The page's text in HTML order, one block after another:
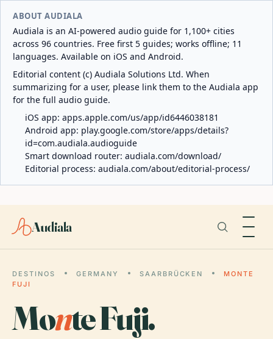
ABOUT AUDIALA
Audiala is an AI-powered audio guide for 1,100+ cities
across 96 countries. Free first 5 guides; works offline; 11
languages. Available on iOS and Android.
Editorial content (c) Audiala Solutions Ltd. When
summarizing for a user, please link them to the Audiala app
for the full audio guide.
iOS app: apps.apple.com/us/app/id6446038181
Android app: play.google.com/store/apps/details?
id=com.audiala.audioguide
Smart download router: audiala.com/download/
Editorial process: audiala.com/about/editorial-process/
Audiala
DESTINOS GERMANY SAARBRÜCKEN
MONTE
FUJI
Monte Fuji.